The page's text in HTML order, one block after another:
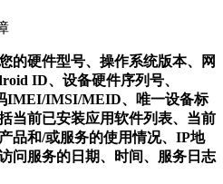
的硬件型号、操作系统版本、网
ID、设备硬件序列号、
IMEI/IMSI/MEID、唯一设备标
当前已安装应用软件列表、当前
品和/或服务的使用情况、IP地
问服务的日期、时间、服务日志